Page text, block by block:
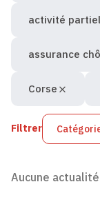
Filtrer
activité
assurance
Corse
Aucune actualité